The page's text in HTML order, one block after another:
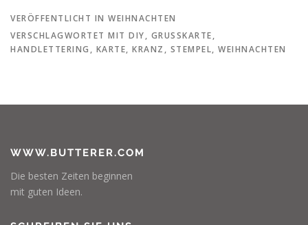
VERÖFFENTLICHT IN WEIHNACHTEN
VERSCHLAGWORTET MIT DIY, GRUSSKARTE
,
HANDLETTERING , KARTE, KRANZ , STEMPEL, WEIHNACHTEN
WWW.BUTTERER.COM
Die besten Zeiten beginnen
mit guten Ideen.